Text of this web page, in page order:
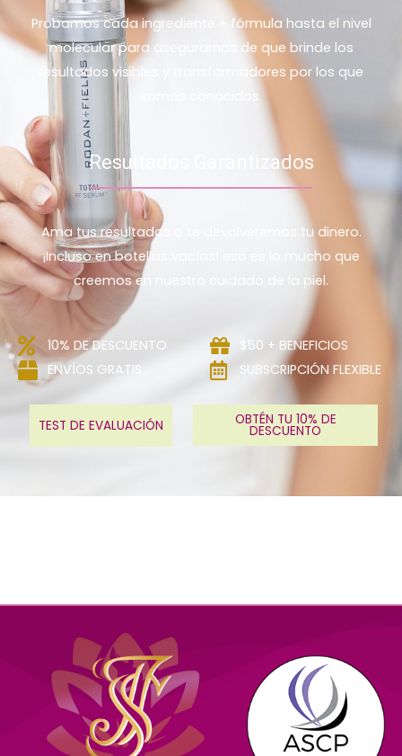
Probamos cada ingrediente + fórmula hasta el nivel
molecular para asegurarnos de que brinde los
resultados visibles y transformadores por los que
somos conocidos.
Resultados Garantizados
Ama tus resultados o te devolveremos tu dinero.
¡Incluso en botellas vacías! eso es lo mucho que
creemos en nuestro cuidado de la piel.
10% DE DESCUENTO
ENVÍOS GRATIS
$50 + BENEFICIOS
SUBSCRIPCIÓN FLEXIBLE
TEST DE EVALUACIÓN OBTÉN TU 10% DE
DESCUENTO